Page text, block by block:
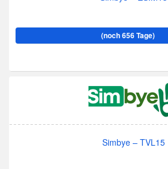
(noch 656 Tage)
Simbye – TVL15